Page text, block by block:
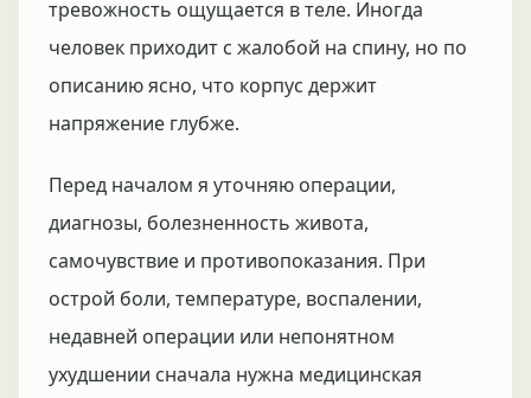
тревожность ощущается в теле. Иногда
человек приходит с жалобой на спину, но по
описанию ясно, что корпус держит
напряжение глубже.
Перед началом я уточняю операции,
диагнозы, болезненность живота,
самочувствие и противопоказания. При
острой боли, температуре, воспалении,
недавней операции или непонятном
ухудшении сначала нужна медицинская